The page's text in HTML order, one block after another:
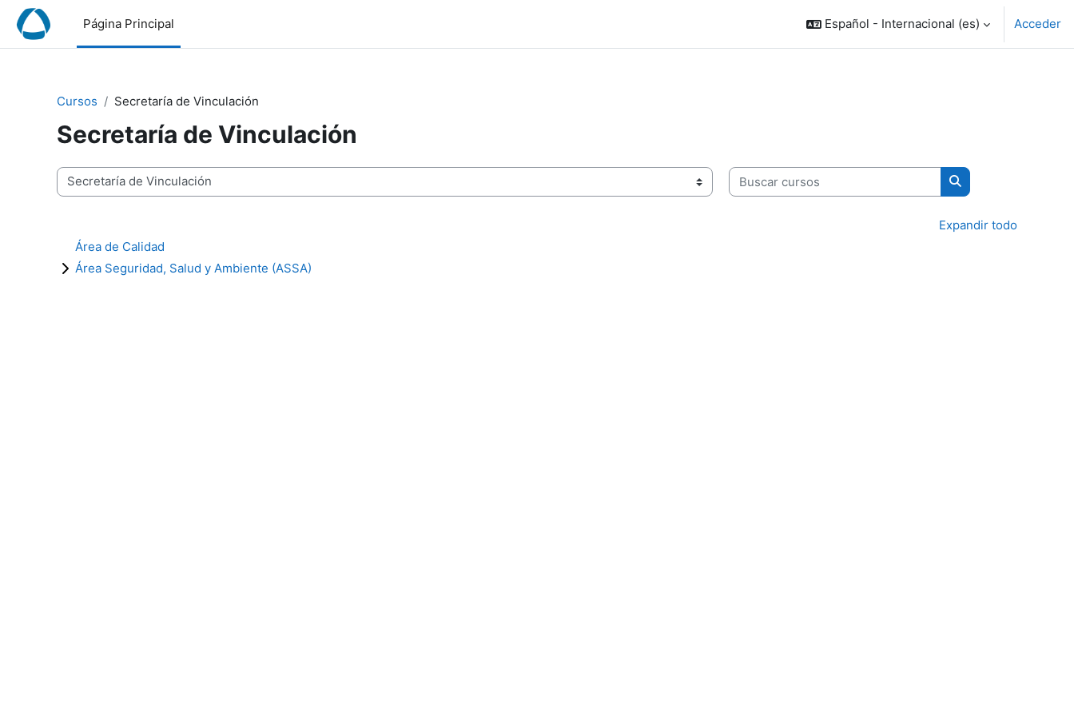
Salta al contenido principal
Página Principal
Español - Internacional ‎(es)‎ Acceder
Cursos Secretaría de Vinculación
Secretaría de Vinculación
Categorías
Buscar cursos
Buscar cursos
Expandir todo
Área de Calidad
Área Seguridad, Salud y Ambiente (ASSA)